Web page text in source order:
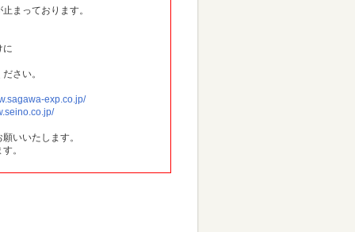
まっております。
に
さい。
exp.co.jp/
いいたします。
。